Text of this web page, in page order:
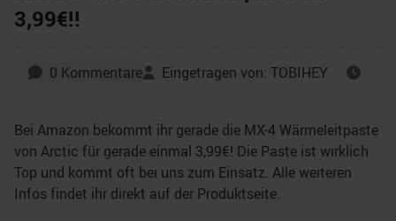
3,99€!!
0 Kommentare Eingetragen von: TOBIHEY
Bei Amazon bekommt ihr gerade die MX-4 Wärmeleitpaste
von Arctic für gerade einmal 3,99€! Die Paste ist wirklich
Top und kommt oft bei uns zum Einsatz. Alle weiteren
Infos findet ihr direkt auf der Produktseite.